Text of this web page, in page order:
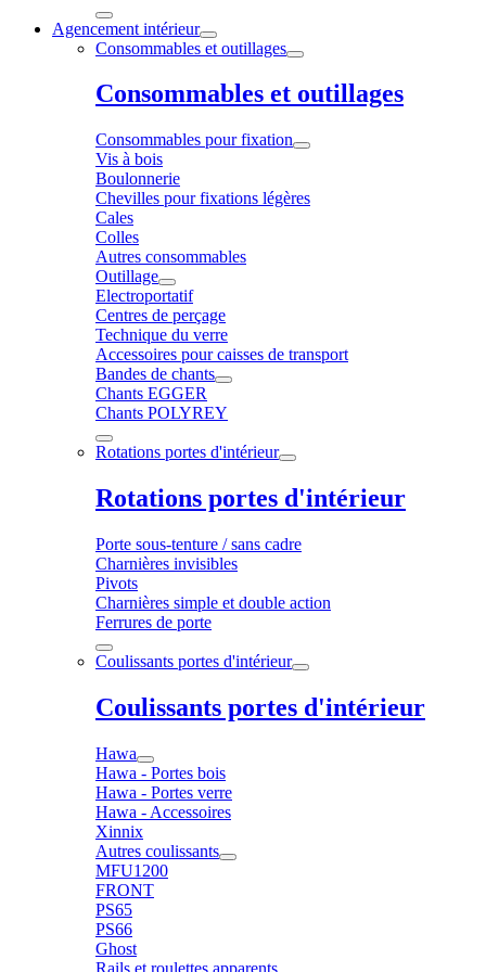
Agencement intérieur
Consommables et outillages
Consommables et outillages
Consommables pour fixation
Vis à bois
Boulonnerie
Chevilles pour fixations légères
Cales
Colles
Autres consommables
Outillage
Electroportatif
Centres de perçage
Technique du verre
Accessoires pour caisses de transport
Bandes de chants
Chants EGGER
Chants POLYREY
Rotations portes d'intérieur
Rotations portes d'intérieur
Porte sous-tenture / sans cadre
Charnières invisibles
Pivots
Charnières simple et double action
Ferrures de porte
Coulissants portes d'intérieur
Coulissants portes d'intérieur
Hawa
Hawa - Portes bois
Hawa - Portes verre
Hawa - Accessoires
Xinnix
Autres coulissants
MFU1200
FRONT
PS65
PS66
Ghost
Rails et roulettes apparents